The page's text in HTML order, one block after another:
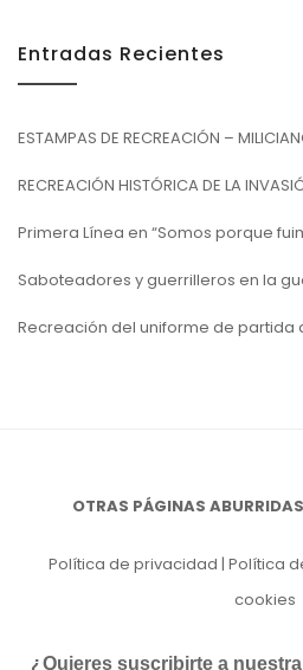
Entradas Recientes
ESTAMPAS DE RECREACIÓN –
RECREACIÓN HISTÓRICA DE LA
Primera Línea en “Somos porque
Saboteadores y guerrilleros en la
Recreación del uniforme de partida
OTRAS PÁGINAS
Política de privacidad | Política
cookies
¿Quieres suscribirte a